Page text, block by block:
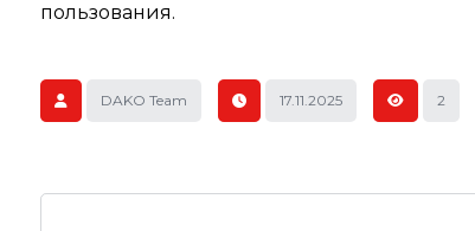
пользования.
DAKO Team 17.11.2025 2